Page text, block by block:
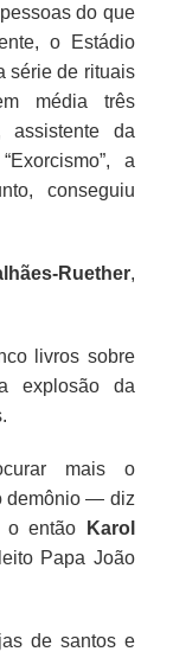
do que
o Estádio
série de rituais
média três
assistente da
a
conseguiu
Ruether,
livros sobre
explosão da
mais o
demônio — diz
o então
Karol
Papa João
de santos e